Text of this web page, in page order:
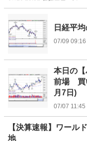
日経平
07/09 09:16
本日の【
前場 買
月7日)
07/07 11:45
【決算速報】ワール
地